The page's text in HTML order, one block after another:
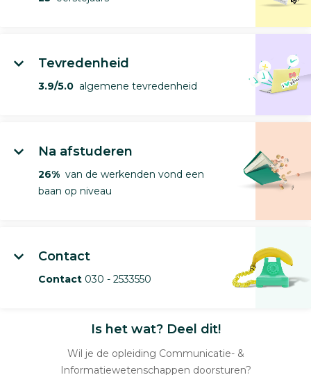
Tevredenheid
3.9/5.0 algemene tevredenheid
Na afstuderen
26% van de werkenden vond een
baan op niveau
Contact
Contact 030 - 2533550
Is het wat? Deel dit!
Wil je de opleiding Communicatie- &
Informatiewetenschappen doorsturen?